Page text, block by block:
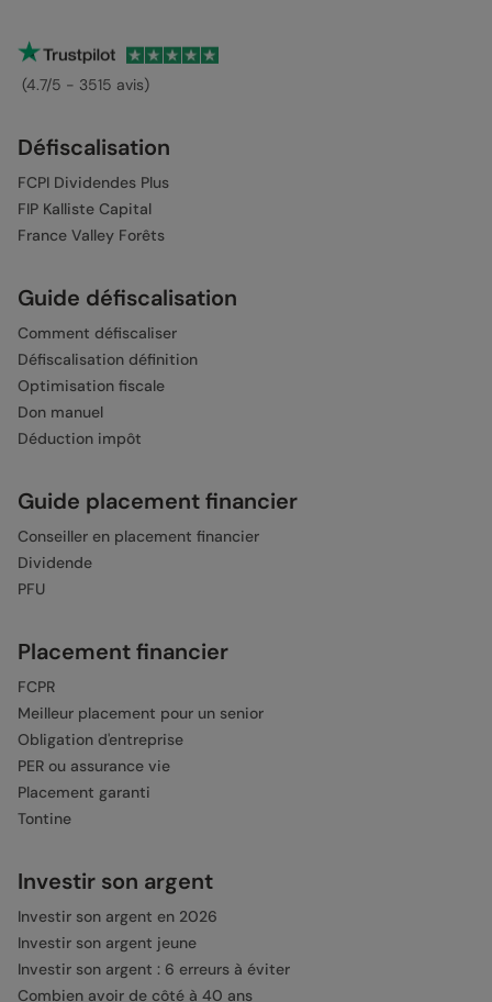
(4.7/5 - 3515 avis)
Défiscalisation
FCPI Dividendes Plus
FIP Kalliste Capital
France Valley Forêts
Guide défiscalisation
Comment défiscaliser
Défiscalisation définition
Optimisation fiscale
Don manuel
Déduction impôt
Guide placement financier
Conseiller en placement financier
Dividende
PFU
Placement financier
FCPR
Meilleur placement pour un senior
Obligation d'entreprise
PER ou assurance vie
Placement garanti
Tontine
Investir son argent
Investir son argent en 2026
Investir son argent jeune
Investir son argent : 6 erreurs à éviter
Combien avoir de côté à 40 ans